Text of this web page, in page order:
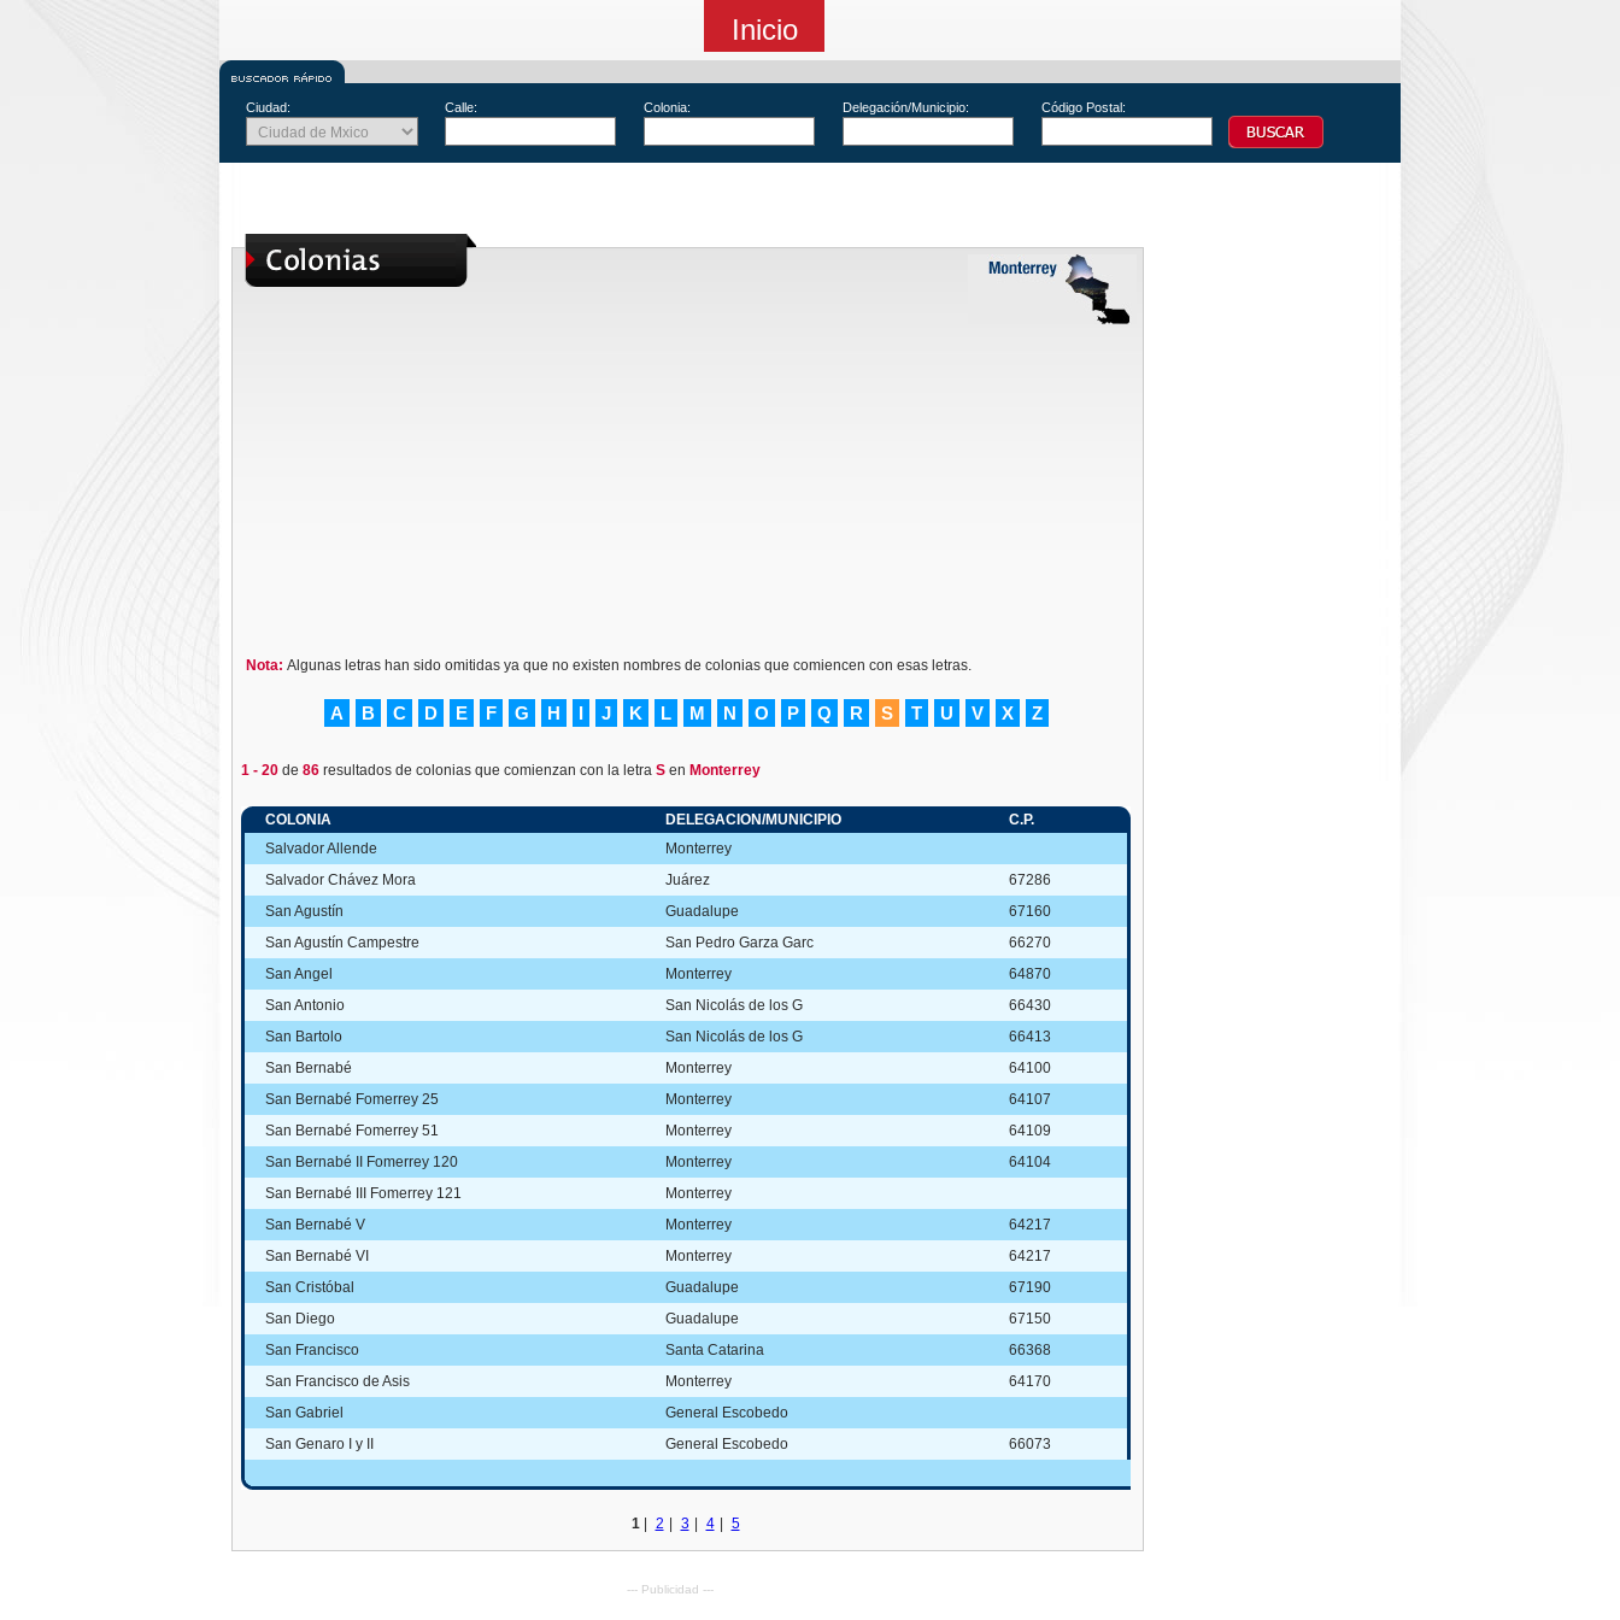
Inicio
Ciudad: Calle: Colonia: Delegación/Municipio: Código Postal:
Nota: Algunas letras han sido omitidas ya que no existen nombres de colonias que comiencen con esas letras.
A B C D E F G H I J K L M N O P Q R S T U V X Z
1 - 20 de 86 resultados de colonias que comienzan con la letra S en Monterrey
COLONIA DELEGACION/MUNICIPIO
C.P.
Salvador Allende
Monterrey
Salvador Chávez Mora
Juárez
67286
San Agustín
Guadalupe
67160
San Agustín Campestre
San Pedro Garza Garc
66270
San Angel
Monterrey
64870
San Antonio
San Nicolás de los G
66430
San Bartolo
San Nicolás de los G
66413
San Bernabé
Monterrey
64100
San Bernabé Fomerrey 25
Monterrey
64107
San Bernabé Fomerrey 51
Monterrey
64109
San Bernabé II Fomerrey 120
Monterrey
64104
San Bernabé III Fomerrey 121
Monterrey
San Bernabé V
Monterrey
64217
San Bernabé VI
Monterrey
64217
San Cristóbal
Guadalupe
67190
San Diego
Guadalupe
67150
San Francisco
Santa Catarina
66368
San Francisco de Asis
Monterrey
64170
San Gabriel
General Escobedo
San Genaro I y II
General Escobedo 66073
1| 2 3 4 5
--- Publicidad ---